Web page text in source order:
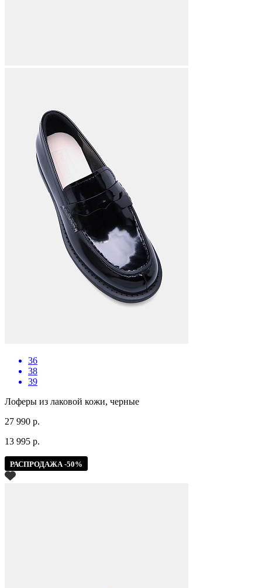
36
38
39
Лоферы из лаковой кожи, черные
27 990 р.
13 995 р.
РАСПРОДАЖА -50%